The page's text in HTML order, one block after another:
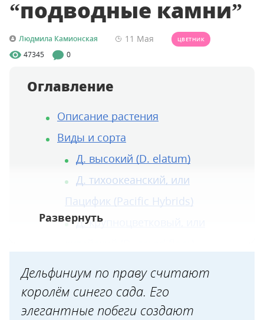
“подводные камни”
Людмила Камионская 11 Мая ЦВЕТНИК
47345 0
Оглавление
Описание растения
Виды и сорта
Д. высокий (D. elatum)
Д. тихоокеанский, или
Пацифик (Pacific Hybrids)
Д. крупноцветковый, или
Д. гибридный, или культурный
(D. x hybridum)
Дельфиниум по праву считают
королём синего сада. Его
элегантные побеги создают